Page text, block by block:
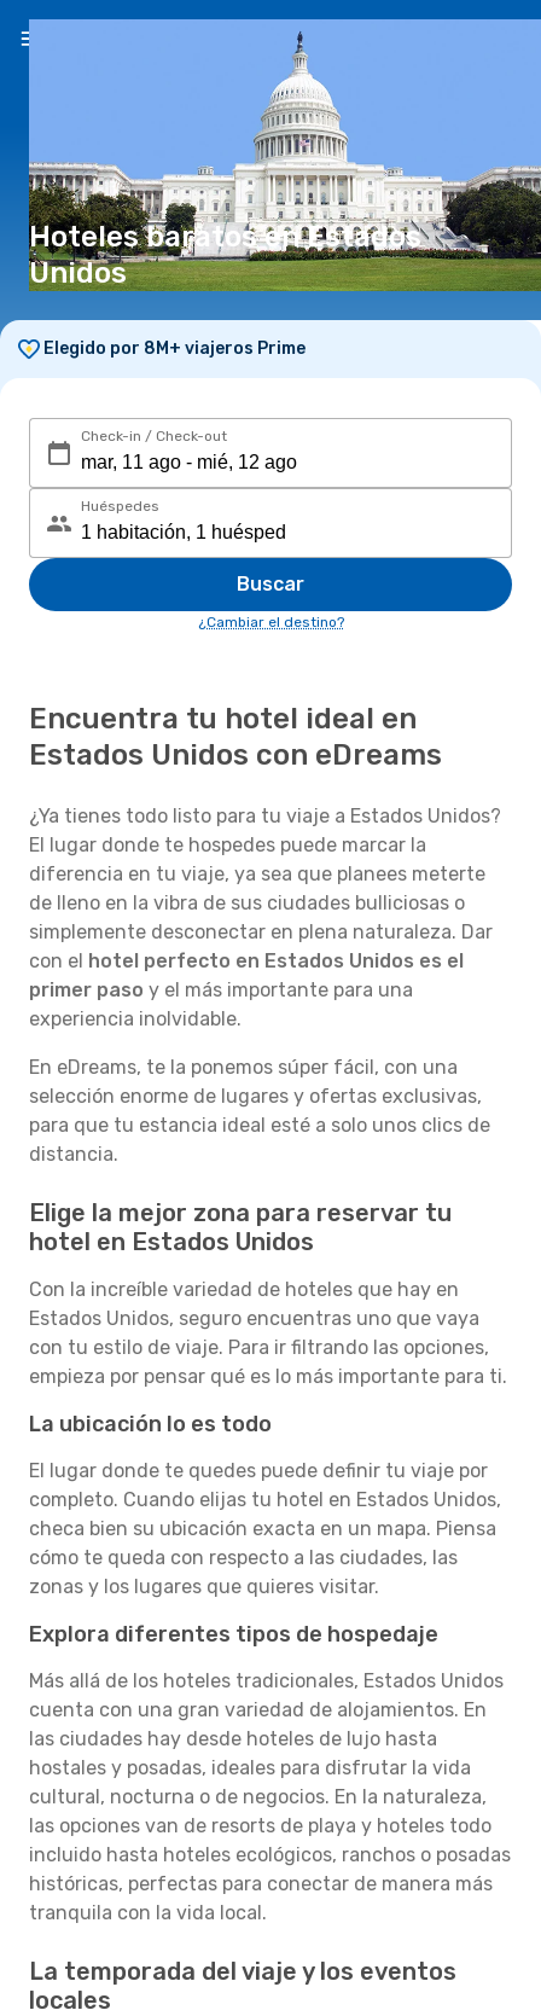
Hoteles baratos en Estados
Unidos
Elegido por 8M+ viajeros Prime
Check-in / Check-out
Huéspedes
Buscar
¿Cambiar el destino?
Encuentra tu hotel ideal en
Estados Unidos con eDreams
¿Ya tienes todo listo para tu viaje a Estados Unidos?
El lugar donde te hospedes puede marcar la
diferencia en tu viaje, ya sea que planees meterte
de lleno en la vibra de sus ciudades bulliciosas o
simplemente desconectar en plena naturaleza. Dar
con el hotel perfecto en Estados Unidos es el
primer paso y el más importante para una
experiencia inolvidable.
En eDreams, te la ponemos súper fácil, con una
selección enorme de lugares y ofertas exclusivas,
para que tu estancia ideal esté a solo unos clics de
distancia.
Elige la mejor zona para reservar tu
hotel en Estados Unidos
Con la increíble variedad de hoteles que hay en
Estados Unidos, seguro encuentras uno que vaya
con tu estilo de viaje. Para ir filtrando las opciones,
empieza por pensar qué es lo más importante para ti.
La ubicación lo es todo
El lugar donde te quedes puede definir tu viaje por
completo. Cuando elijas tu hotel en Estados Unidos,
checa bien su ubicación exacta en un mapa. Piensa
cómo te queda con respecto a las ciudades, las
zonas y los lugares que quieres visitar.
Explora diferentes tipos de hospedaje
Más allá de los hoteles tradicionales, Estados Unidos
cuenta con una gran variedad de alojamientos. En
las ciudades hay desde hoteles de lujo hasta
hostales y posadas, ideales para disfrutar la vida
cultural, nocturna o de negocios. En la naturaleza,
las opciones van de resorts de playa y hoteles todo
incluido hasta hoteles ecológicos, ranchos o posadas
históricas, perfectas para conectar de manera más
tranquila con la vida local.
La temporada del viaje y los eventos
locales